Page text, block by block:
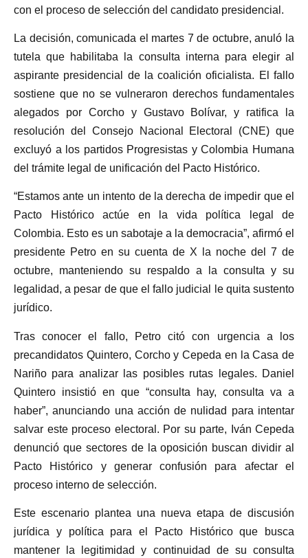
con el proceso de selección del candidato presidencial.
La decisión, comunicada el martes 7 de octubre, anuló la
tutela que habilitaba la consulta interna para elegir al
aspirante presidencial de la coalición oficialista. El fallo
sostiene que no se vulneraron derechos fundamentales
alegados por Corcho y Gustavo Bolívar, y ratifica la
resolución del Consejo Nacional Electoral (CNE) que
excluyó a los partidos Progresistas y Colombia Humana
del trámite legal de unificación del Pacto Histórico.
“Estamos ante un intento de la derecha de impedir que el
Pacto Histórico actúe en la vida política legal de
Colombia. Esto es un sabotaje a la democracia”, afirmó el
presidente Petro en su cuenta de X la noche del 7 de
octubre, manteniendo su respaldo a la consulta y su
legalidad, a pesar de que el fallo judicial le quita sustento
jurídico.
Tras conocer el fallo, Petro citó con urgencia a los
precandidatos Quintero, Corcho y Cepeda en la Casa de
Nariño para analizar las posibles rutas legales. Daniel
Quintero insistió en que “consulta hay, consulta va a
haber”, anunciando una acción de nulidad para intentar
salvar este proceso electoral. Por su parte, Iván Cepeda
denunció que sectores de la oposición buscan dividir al
Pacto Histórico y generar confusión para afectar el
proceso interno de selección.
Este escenario plantea una nueva etapa de discusión
jurídica y política para el Pacto Histórico que busca
mantener la legitimidad y continuidad de su consulta